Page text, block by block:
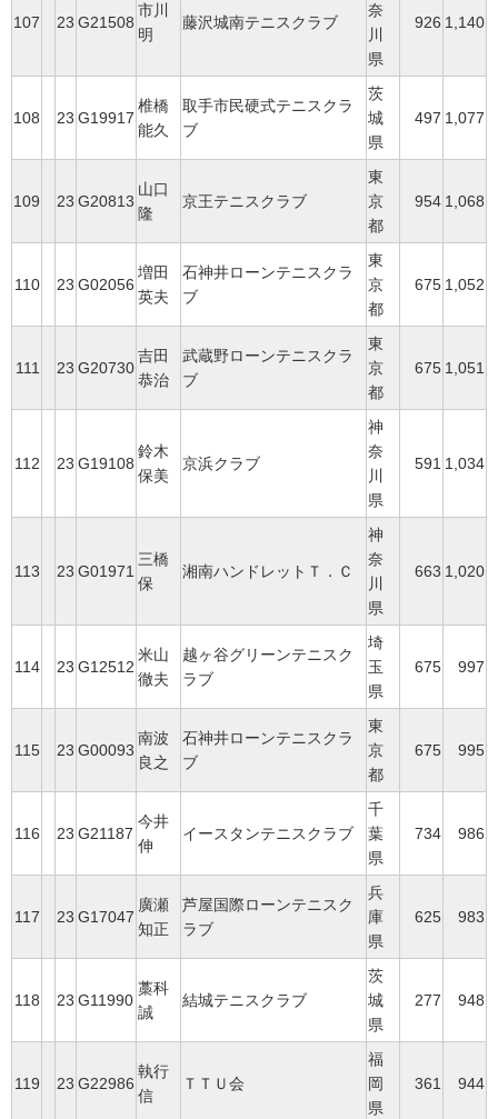
107 23 G21508
市川
明
藤沢城南テニスクラブ
奈
川
県
926 1,140
108 23 G19917
椎橋
能久
取手市民硬式テニスクラ
ブ
茨
城
県
497 1,077
109 23 G20813
山口
隆
京王テニスクラブ
東
京
都
954 1,068
110 23 G02056
増田
英夫
石神井ローンテニスクラ
ブ
東
京
都
675 1,052
111 23 G20730
吉田
恭治
武蔵野ローンテニスクラ
ブ
東
京
都
675 1,051
112 23 G19108
鈴木
保美
京浜クラブ
神
奈
川
県
591 1,034
113 23 G01971
三橋
保
湘南ハンドレットＴ．Ｃ
神
奈
川
県
663 1,020
114 23 G12512
米山
徹夫
越ヶ谷グリーンテニスク
ラブ
埼
玉
県
675 997
115 23 G00093
南波
良之
石神井ローンテニスクラ
ブ
東
京
都
675 995
116 23 G21187
今井
伸
イースタンテニスクラブ
千
葉
県
734 986
117 23 G17047
廣瀬
知正
芦屋国際ローンテニスク
ラブ
兵
庫
県
625 983
118 23 G11990
藁科
誠
結城テニスクラブ
茨
城
県
277 948
119 23 G22986
執行
信
ＴＴＵ会
福
岡
県
361 944